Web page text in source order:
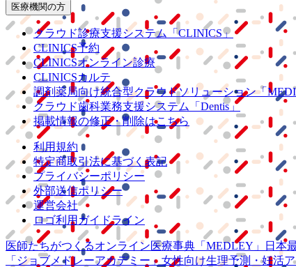
医療機関の方
クラウド診療支援システム
「CLINICS」
CLINICS予約
CLINICSオンライン診療
CLINICSカルテ
調剤薬局向け統合型クラウドソリューション「
クラウド歯科業務支援システム
「Dentis」
掲載情報の修正・削除はこちら
利用規約
特定商取引法に基づく表記
プライバシーポリシー
外部送信ポリシー
運営会社
ロゴ利用ガイドライン
医師たちがつくるオンライン医療事典 「MEDLEY」 日本
「ジョブメドレーアカデミー」 女性向け生理予測・妊活